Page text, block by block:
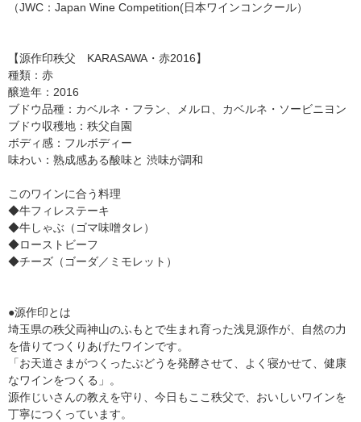
（JWC：Japan Wine Competition(日本ワインコンクール）
【源作印秩父 KARASAWA・赤2016】
種類：赤
醸造年：2016
ブドウ品種：カベルネ・フラン、メルロ、カベルネ・ソービニヨン
ブドウ収穫地：秩父自園
ボディ感：フルボディー
味わい：熟成感ある酸味と 渋味が調和
このワインに合う料理
◆牛フィレステーキ
◆牛しゃぶ（ゴマ味噌タレ）
◆ローストビーフ
◆チーズ（ゴーダ／ミモレット）
●源作印とは
埼玉県の秩父両神山のふもとで生まれ育った浅見源作が、自然の力
を借りてつくりあげたワインです。
「お天道さまがつくったぶどうを発酵させて、よく寝かせて、健康
なワインをつくる」。
源作じいさんの教えを守り、今日もここ秩父で、おいしいワインを
丁寧につくっています。